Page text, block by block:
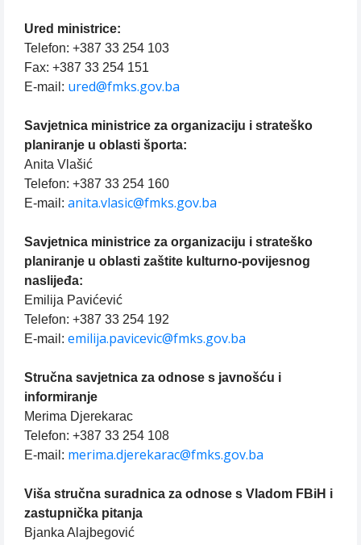
Ured ministrice:
Telefon: +387 33 254 103
Fax: +387 33 254 151
E-mail: ured@fmks.gov.ba
Savjetnica ministrice za organizaciju i strateško
planiranje u oblasti športa:
Anita Vlašić
Telefon: +387 33 254 160
E-mail: anita.vlasic@fmks.gov.ba
Savjetnica ministrice za organizaciju i strateško
planiranje u oblasti zaštite kulturno-povijesnog
naslijeđa:
Emilija Pavićević
Telefon: +387 33 254 192
E-mail: emilija.pavicevic@fmks.gov.ba
Stručna savjetnica za odnose s javnošću i
informiranje
Merima Djerekarac
Telefon: +387 33 254 108
E-mail: merima.djerekarac@fmks.gov.ba
Viša stručna suradnica za odnose s Vladom FBiH i
zastupnička pitanja
Bjanka Alajbegović